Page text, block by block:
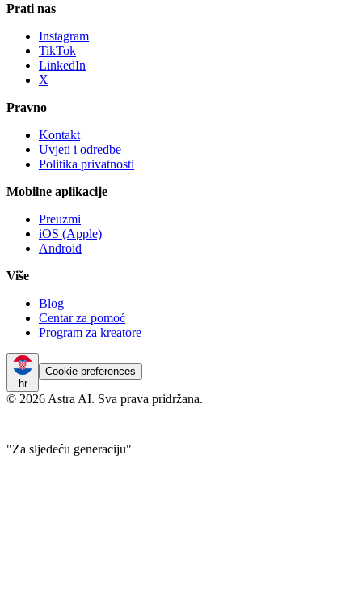
Prati nas
Instagram
TikTok
LinkedIn
X
Pravno
Kontakt
Uvjeti i odredbe
Politika privatnosti
Mobilne aplikacije
Preuzmi
iOS (Apple)
Android
Više
Blog
Centar za pomoć
Program za kreatore
hr
Cookie preferences
© 2026 Astra AI. Sva prava pridržana.
"Za sljedeću generaciju"